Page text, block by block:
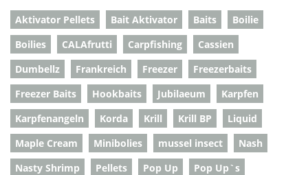
Aktivator Pellets Bait Aktivator Baits
Boilie
Boilies
CALAfrutti Carpfishing
Cassien
Dumbellz
Frankreich Freezer
Freezerbaits
Freezer Baits
Hookbaits Jubilaeum
Karpfen
Karpfenangeln
Korda Krill Krill BP
Liquid
Maple Cream
Minibolies mussel insect
Nash
Nasty Shrimp
Pellets Pop Up
Pop Up`s